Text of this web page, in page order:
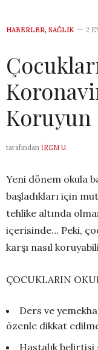
HABERLER, SAĞLIK 2
Koruyun
tarafından İREM U.
Yeni dönem okula
başladıkları için
tehlike altında
içerisinde… Peki,
karşı nasıl
ÇOCUKLARIN
Ders ve
özenle dikkat
Hastalık